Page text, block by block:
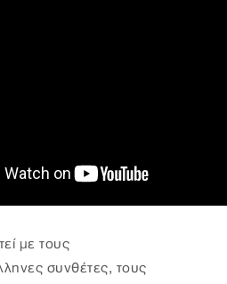
με τους
συνθέτες, τους